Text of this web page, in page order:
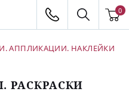
0
АППЛИКАЦИИ. НАКЛЕЙКИ
РАСКРАСКИ